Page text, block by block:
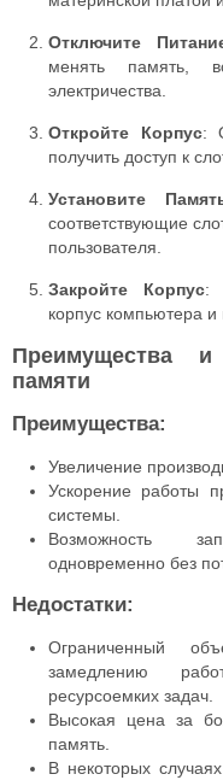
Отключите
менять память,
электричества.
Откройте Корпус:
получить доступ к
Установите
соответствующие
пользователя.
Закройте Корпус:
корпус компьютера и
Преимущества и
памяти
Преимущества:
Увеличение
Ускорение работы
системы.
Возможность
одновременно без
Недостатки:
Ограниченный
замедлению
ресурсоемких задач.
Высокая цена за
память.
В некоторых